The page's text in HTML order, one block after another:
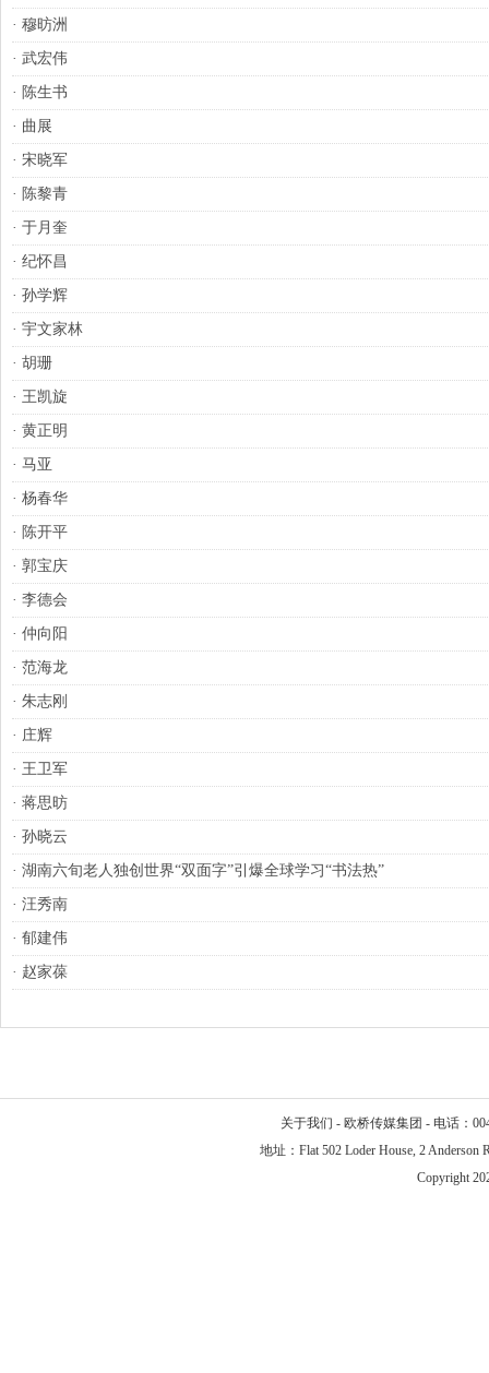
· 穆昉洲
· 武宏伟
· 陈生书
· 曲展
· 宋晓军
· 陈黎青
· 于月奎
· 纪怀昌
· 孙学辉
· 宇文家林
· 胡珊
· 王凯旋
· 黄正明
· 马亚
· 杨春华
· 陈开平
· 郭宝庆
· 李德会
· 仲向阳
· 范海龙
· 朱志刚
· 庄辉
· 王卫军
· 蒋思昉
· 孙晓云
· 湖南六旬老人独创世界“双面字”引爆全球学习“书法热”
· 汪秀南
· 郁建伟
· 赵家葆
关于我们 - 欧桥传媒集团 - 电话：
地址：Flat 502 Loder House, 2 Anderson
Copyright